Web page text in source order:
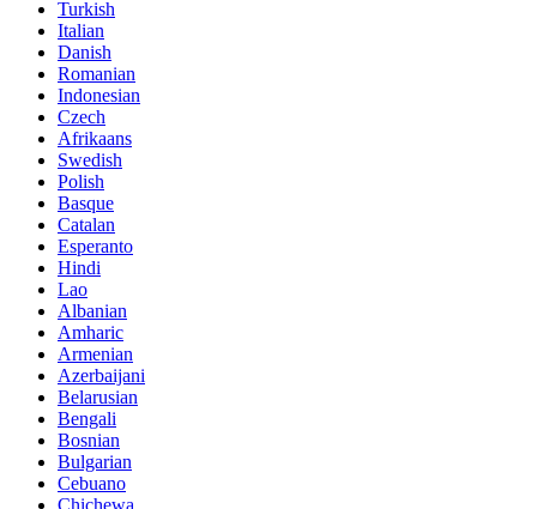
Turkish
Italian
Danish
Romanian
Indonesian
Czech
Afrikaans
Swedish
Polish
Basque
Catalan
Esperanto
Hindi
Lao
Albanian
Amharic
Armenian
Azerbaijani
Belarusian
Bengali
Bosnian
Bulgarian
Cebuano
Chichewa